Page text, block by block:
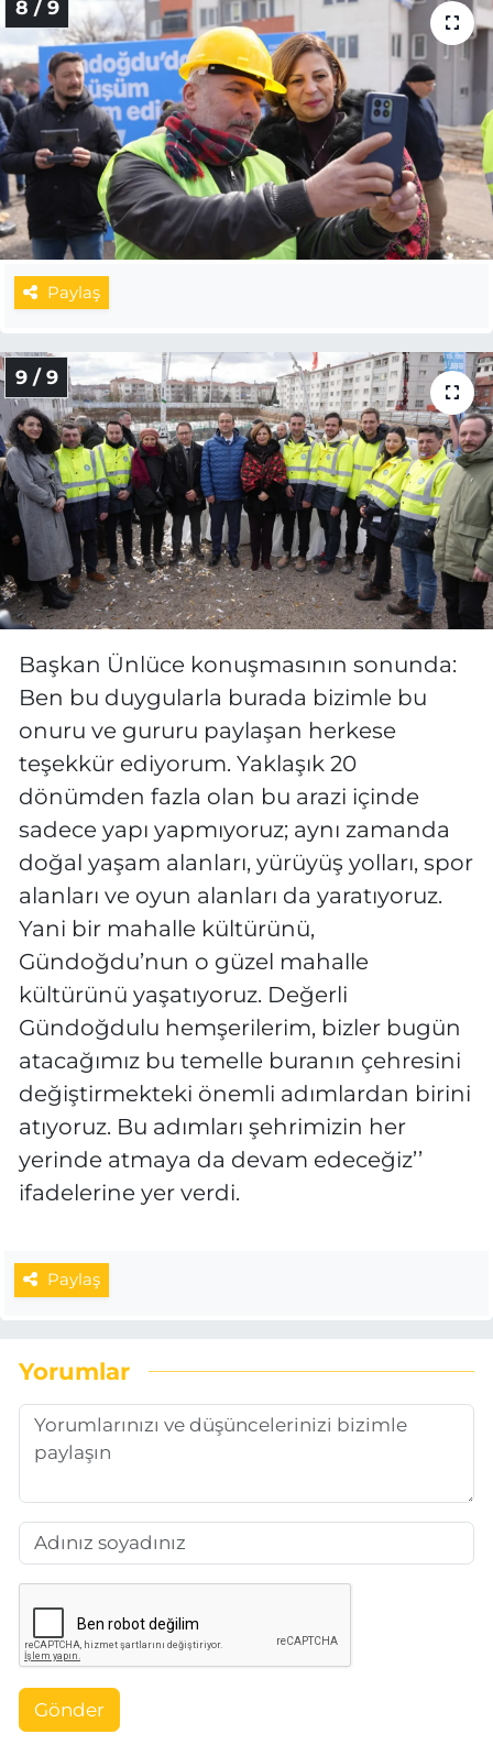
8 / 9
Paylaş
9 / 9
Başkan Ünlüce konuşmasının sonunda:
Ben bu duygularla burada bizimle bu
onuru ve gururu paylaşan herkese
teşekkür ediyorum. Yaklaşık 20
dönümden fazla olan bu arazi içinde
sadece yapı yapmıyoruz; aynı zamanda
doğal yaşam alanları, yürüyüş yolları, spor
alanları ve oyun alanları da yaratıyoruz.
Yani bir mahalle kültürünü,
Gündoğdu’nun o güzel mahalle
kültürünü yaşatıyoruz. Değerli
Gündoğdulu hemşerilerim, bizler bugün
atacağımız bu temelle buranın çehresini
değiştirmekteki önemli adımlardan birini
atıyoruz. Bu adımları şehrimizin her
yerinde atmaya da devam edeceğiz’’
ifadelerine yer verdi.
Paylaş
Yorumlar
Gönder